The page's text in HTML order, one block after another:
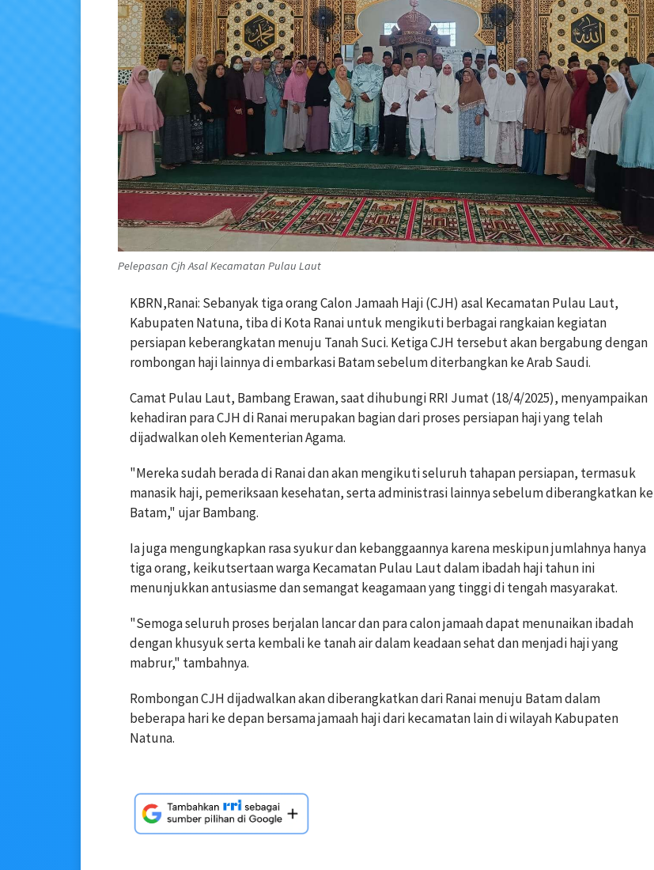
Pelepasan Cjh Asal Kecamatan Pulau Laut
KBRN,Ranai: Sebanyak tiga orang Calon Jamaah Haji (CJH) asal Kecamatan Pulau Laut,
Kabupaten Natuna, tiba di Kota Ranai untuk mengikuti berbagai rangkaian kegiatan
persiapan keberangkatan menuju Tanah Suci. Ketiga CJH tersebut akan bergabung dengan
rombongan haji lainnya di embarkasi Batam sebelum diterbangkan ke Arab Saudi.
Camat Pulau Laut, Bambang Erawan, saat dihubungi RRI Jumat (18/4/2025), menyampaikan
kehadiran para CJH di Ranai merupakan bagian dari proses persiapan haji yang telah
dijadwalkan oleh Kementerian Agama.
"Mereka sudah berada di Ranai dan akan mengikuti seluruh tahapan persiapan, termasuk
manasik haji, pemeriksaan kesehatan, serta administrasi lainnya sebelum diberangkatkan ke
Batam," ujar Bambang.
Ia juga mengungkapkan rasa syukur dan kebanggaannya karena meskipun jumlahnya hanya
tiga orang, keikutsertaan warga Kecamatan Pulau Laut dalam ibadah haji tahun ini
menunjukkan antusiasme dan semangat keagamaan yang tinggi di tengah masyarakat.
"Semoga seluruh proses berjalan lancar dan para calon jamaah dapat menunaikan ibadah
dengan khusyuk serta kembali ke tanah air dalam keadaan sehat dan menjadi haji yang
mabrur," tambahnya.
Rombongan CJH dijadwalkan akan diberangkatkan dari Ranai menuju Batam dalam
beberapa hari ke depan bersama jamaah haji dari kecamatan lain di wilayah Kabupaten
Natuna.